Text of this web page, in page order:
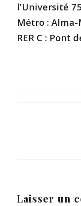
l’Université
Métro :
RER C : Pont
Laisser un